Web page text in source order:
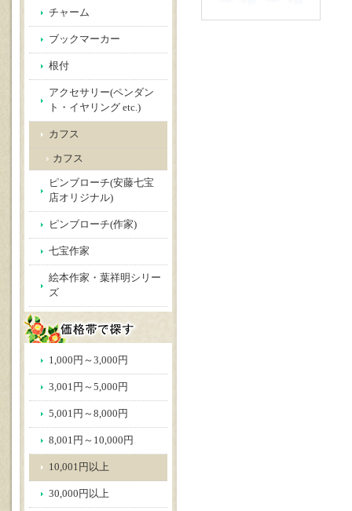
チャーム
ブックマーカー
根付
アクセサリー(ペンダン
ト・イヤリング etc.)
カフス
カフス
ピンブローチ(安藤七宝
店オリジナル)
ピンブローチ(作家)
七宝作家
絵本作家・葉祥明シリー
ズ
1,000円～3,000円
3,001円～5,000円
5,001円～8,000円
8,001円～10,000円
10,001円以上
30,000円以上